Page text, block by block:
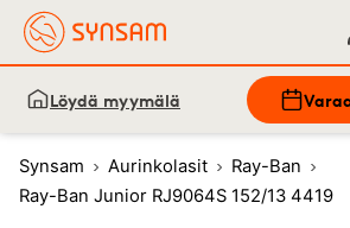
Löydä myymälä
Synsam Aurinkolasit
Ray-Ban
Ray-Ban Junior RJ9064S 152/13 4419